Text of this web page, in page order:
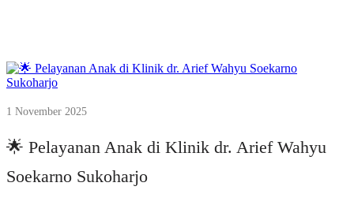
1 November 2025
🌟 Pelayanan Anak di Klinik dr. Arief Wahyu
Soekarno Sukoharjo